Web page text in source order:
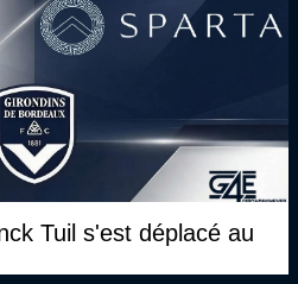
Tuil s'est déplacé au